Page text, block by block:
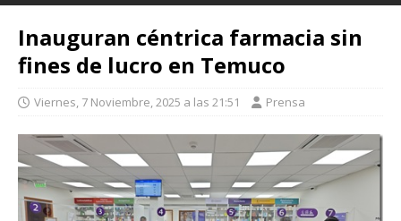
Inauguran céntrica farmacia sin
fines de lucro en Temuco
Viernes, 7 Noviembre, 2025 a las 21:51 Prensa